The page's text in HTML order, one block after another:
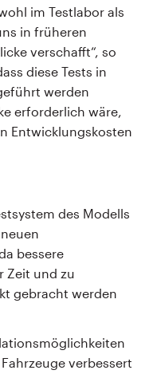
im Testlabor als
in früheren
verschafft“, so
diese Tests in
werden
erforderlich wäre,
Entwicklungskosten
des Modells
bessere
Zeit und zu
gebracht werden
verbessert